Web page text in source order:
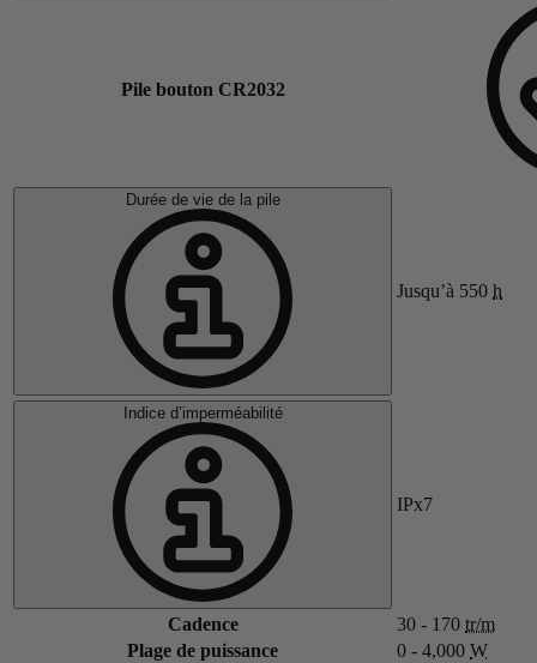
Pile bouton CR2032
Durée de vie de la pile
Jusqu’à 550 h
Indice d’imperméabilité
IPx7
Cadence 30 - 170 tr/m
Plage de puissance
0 - 4,000 W